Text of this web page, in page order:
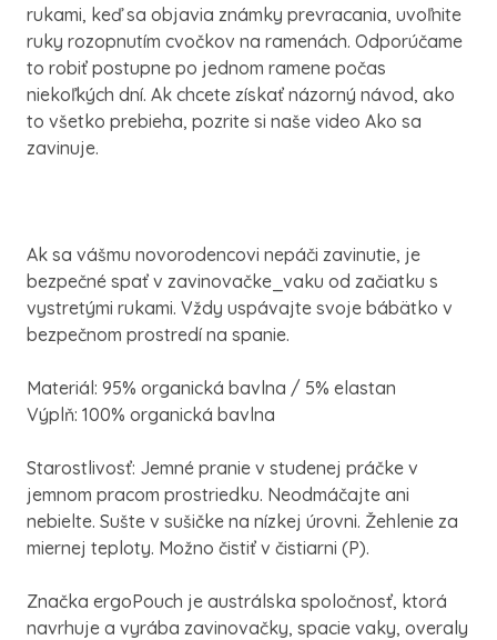
rukami, keď sa objavia známky prevracania, uvoľnite
ruky rozopnutím cvočkov na ramenách. Odporúčame
to robiť postupne po jednom ramene počas
niekoľkých dní. Ak chcete získať názorný návod, ako
to všetko prebieha, pozrite si naše video Ako sa
zavinuje.
Ak sa vášmu novorodencovi nepáči zavinutie, je
bezpečné spať v zavinovačke_vaku od začiatku s
vystretými rukami. Vždy uspávajte svoje bábätko v
bezpečnom prostredí na spanie.
Materiál: 95% organická bavlna / 5% elastan
Výplň: 100% organická bavlna
Starostlivosť: Jemné pranie v studenej práčke v
jemnom pracom prostriedku. Neodmáčajte ani
nebielte. Sušte v sušičke na nízkej úrovni. Žehlenie za
miernej teploty. Možno čistiť v čistiarni (P).
Značka ergoPouch je austrálska spoločnosť, ktorá
navrhuje a vyrába zavinovačky, spacie vaky, overaly